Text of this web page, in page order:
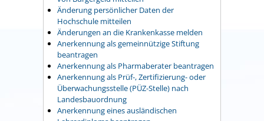
Änderung persönlicher Daten der
Hochschule mitteilen
Änderungen an die Krankenkasse melden
Anerkennung als gemeinnützige Stiftung
beantragen
Anerkennung als Pharmaberater beantragen
Anerkennung als Prüf-, Zertifizierung- oder
Überwachungsstelle (PÜZ-Stelle) nach
Landesbauordnung
Anerkennung eines ausländischen